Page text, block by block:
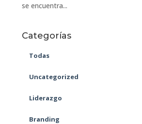
se encuentra...
Categorías
Todas
Uncategorized
Liderazgo
Branding